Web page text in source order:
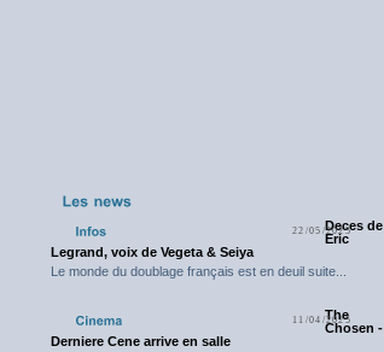
22/05/2025Deces de
Eric
Legrand, voix de Vegeta & Seiya
Le monde du doublage français est en deuil suite...
11/04/2025
The
Chosen -
Derniere Cene arrive en salle